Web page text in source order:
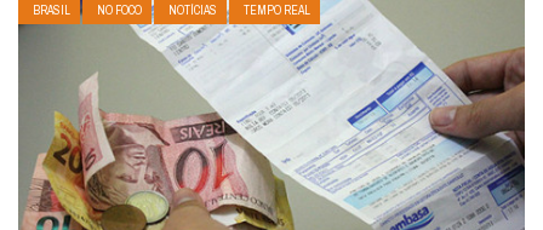
BRASIL NO FOCO NOTÍCIAS TEMPO REAL